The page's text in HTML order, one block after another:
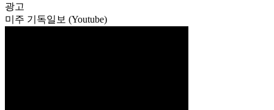
광고
미주 기독일보 (Youtube)